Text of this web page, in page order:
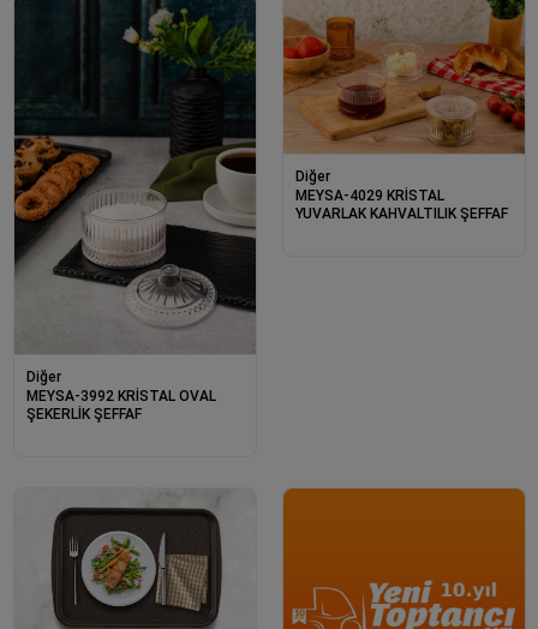
Diğer
MEYSA-3992 KRİSTAL OVAL
ŞEKERLİK ŞEFFAF
Diğer
MEYSA-4029 KRİSTAL
YUVARLAK KAHVALTILIK ŞEFFAF